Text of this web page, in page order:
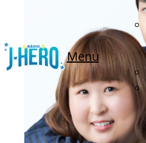
Menu